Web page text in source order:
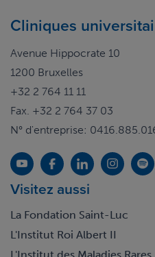
Cliniques
Avenue Hippocrate 10
1200 Bruxelles
+32 2 764 11 11
Fax. +32 2 764 37 03
N° d'entreprise:
Visitez aussi
La Fondation Saint-Luc
L'Institut Roi Albert II
L'Institut des Maladies Rares